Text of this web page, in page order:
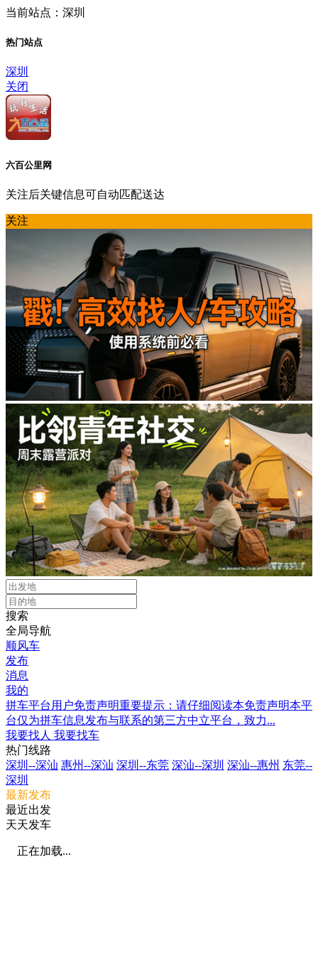
当前站点：深圳
热门站点
深圳
关闭
六百公里网
关注后关键信息可自动匹配送达
关注
搜索
全局导航
顺风车
发布
消息
我的
拼车平台用户免责声明重要提示：请仔细阅读本免责声明本平
台仅为拼车信息发布与联系的第三方中立平台，致力...
我要找人 我要找车
热门线路
深圳--深汕 惠州--深汕 深圳--东莞 深汕--深圳 深汕--惠州 东莞--
深圳
最新发布
最近出发
天天发车
正在加载...